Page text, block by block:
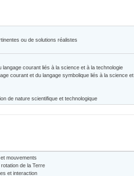
ou de solutions réalistes
langage courant liés à la science et à la technologie
courant et du langage symbolique liés à la science et
de nature scientifique et technologique
mouvements
rotation de la Terre
et interaction